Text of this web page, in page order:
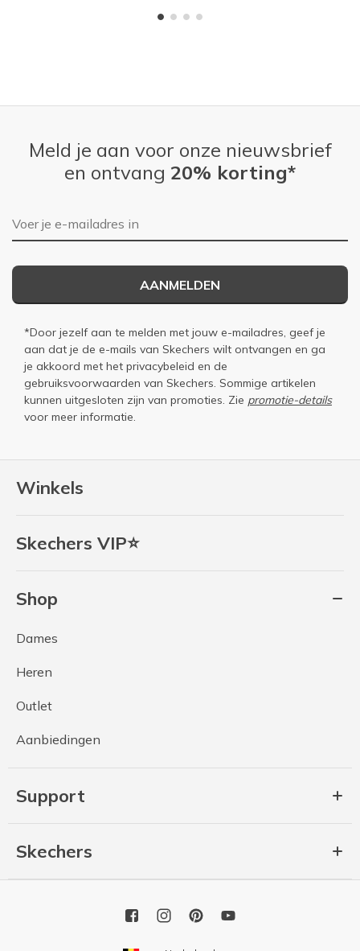
Winkels
Skechers VIP⭐
Shop
Dames
Heren
Outlet
Aanbiedingen
Support
Skechers
Meld je aan voor onze nieuwsbrief
en ontvang 20% korting*
E-mailadres
AANMELDEN
*Door jezelf aan te melden met jouw e-mailadres, geef je
aan dat je de e-mails van Skechers wilt ontvangen en ga
je akkoord met het privacybeleid en de
gebruiksvoorwaarden van Skechers. Sommige artikelen
kunnen uitgesloten zijn van promoties. Zie promotie-details
voor meer informatie.